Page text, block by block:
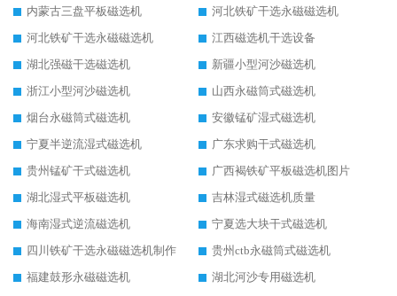
内蒙古三盘平板磁选机
河北铁矿干选永磁磁选机
河北铁矿干选永磁磁选机
江西磁选机干选设备
湖北强磁干选磁选机
新疆小型河沙磁选机
浙江小型河沙磁选机
山西永磁筒式磁选机
烟台永磁筒式磁选机
安徽锰矿湿式磁选机
宁夏半逆流湿式磁选机
广东求购干式磁选机
贵州锰矿干式磁选机
广西褐铁矿平板磁选机图片
湖北湿式平板磁选机
吉林湿式磁选机质量
海南湿式逆流磁选机
宁夏选大块干式磁选机
四川铁矿干选永磁磁选机制作
贵州ctb永磁筒式磁选机
福建鼓形永磁磁选机
湖北河沙专用磁选机